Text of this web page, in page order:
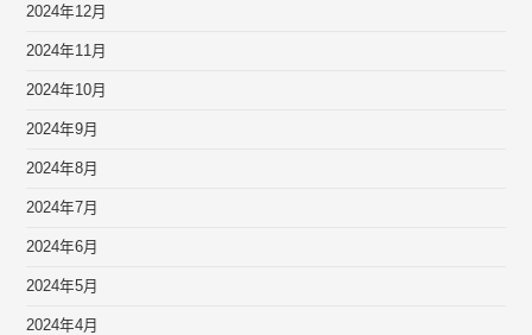
2024年12月
2024年11月
2024年10月
2024年9月
2024年8月
2024年7月
2024年6月
2024年5月
2024年4月